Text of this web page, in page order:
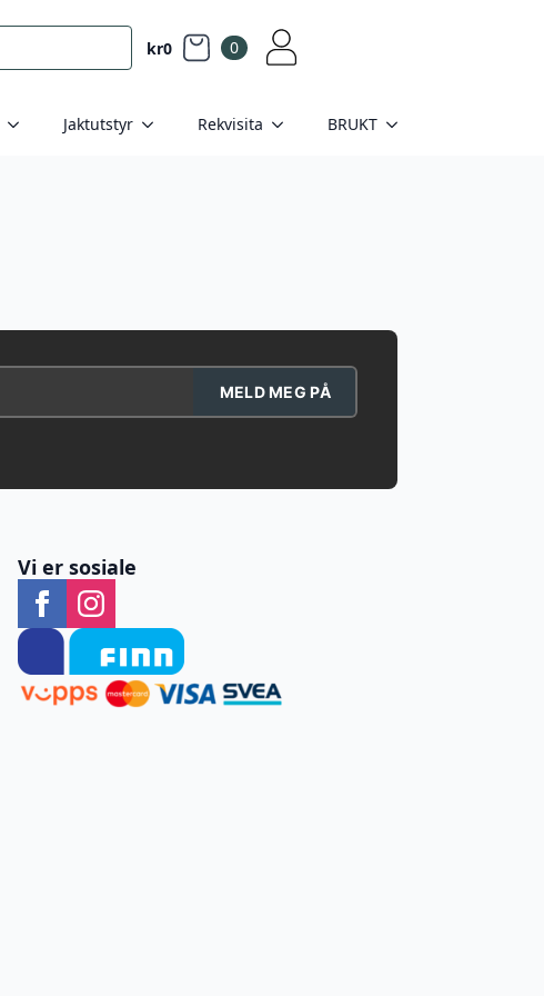
kr0 0
Jaktutstyr Rekvisita BRUKT
MELD MEG PÅ
Vi er sosiale